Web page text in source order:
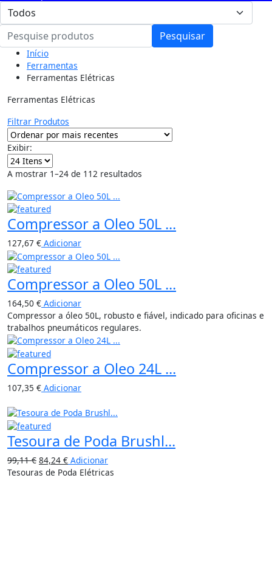
Pesquisar
Início
Ferramentas
Ferramentas Elétricas
Ferramentas Elétricas
Filtrar Produtos
Exibir:
A mostrar 1–24 de 112 resultados
Compressor a Oleo 50L ...
127,67 € Adicionar
Compressor a Oleo 50L ...
164,50 € Adicionar
Compressor a óleo 50L, robusto e fiável, indicado para oficinas e
trabalhos pneumáticos regulares.
Compressor a Oleo 24L ...
107,35 € Adicionar
Tesoura de Poda Brushl...
99,11€ 84,24 € Adicionar
Tesouras de Poda Elétricas